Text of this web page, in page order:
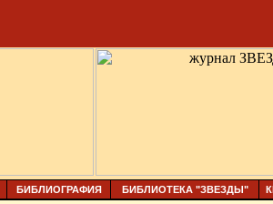
БИБЛИОГРАФИЯ БИБЛИОТЕКА "ЗВЕЗДЫ"